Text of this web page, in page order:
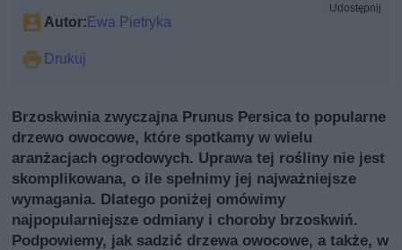
Autor:Ewa Pietryka
Drukuj
Udostępnij
Brzoskwinia zwyczajna Prunus Persica to popularne
drzewo owocowe, które spotkamy w wielu
aranżacjach ogrodowych. Uprawa tej rośliny nie jest
skomplikowana, o ile spełnimy jej najważniejsze
wymagania. Dlatego poniżej omówimy
najpopularniejsze odmiany i choroby brzoskwiń.
Podpowiemy, jak sadzić drzewa owocowe, a także, w